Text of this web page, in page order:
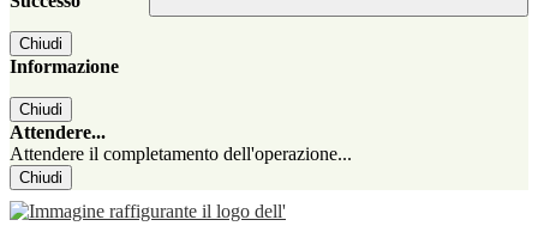
Chiudi
Informazione
Chiudi
Attendere...
Attendere il completamento dell'operazione...
Chiudi